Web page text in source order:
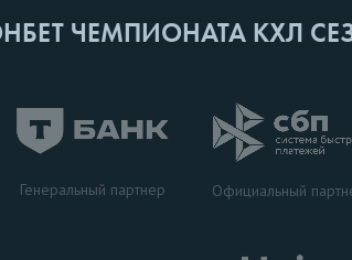
ЧЕМПИОНАТА КХЛ
Генеральный партнер Официальный